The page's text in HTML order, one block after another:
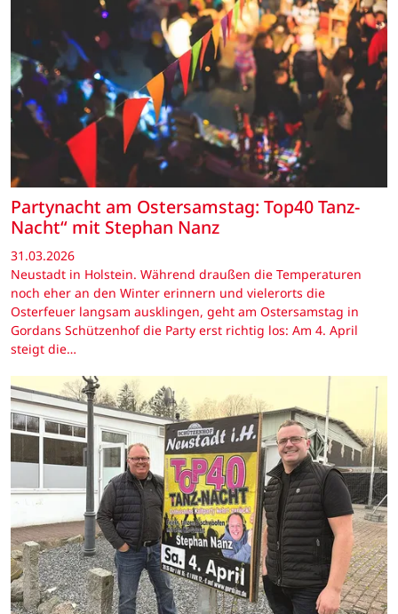
Partynacht am Ostersamstag: Top40 Tanz-
Nacht“ mit Stephan Nanz
31.03.2026
Neustadt in Holstein. Während draußen die Temperaturen
noch eher an den Winter erinnern und vielerorts die
Osterfeuer langsam ausklingen, geht am Ostersamstag in
Gordans Schützenhof die Party erst richtig los: Am 4. April
steigt die…